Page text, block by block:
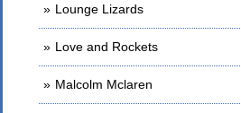
Lounge Lizards
Love and Rockets
Malcolm Mclaren